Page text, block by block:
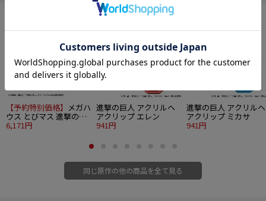
©諫山創・講談社 / 「進撃の巨人」製作委員会
【予約特別価格】 メガハ
ウス とびマス 進撃の巨
人 6個入り1BOX
6,171円
進撃の巨人 アクリルヘ
アクリップ エレン
941円
進撃の巨人 アクリルヘ
アクリップ ミカサ
941円
同じ原作の他の商品を全て見る